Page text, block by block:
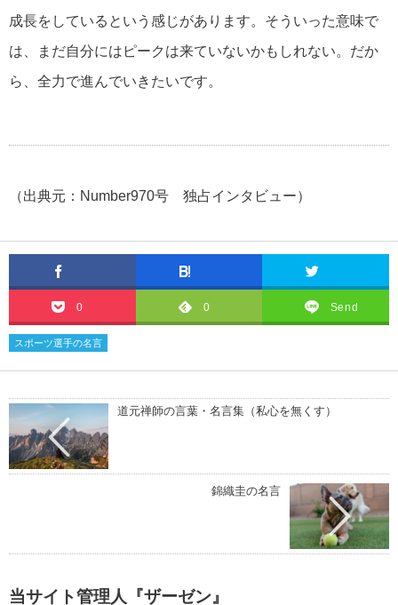
成長をしているという感じがあります。そういった意味で
は、まだ自分にはピークは来ていないかもしれない。だか
ら、全力で進んでいきたいです。
（出典元：Number970号 独占インタビュー）
0 0 Send
スポーツ選手の名言
道元禅師の言葉・名言集（私心を無くす）
錦織圭の名言
当サイト管理人『ザーゼン』